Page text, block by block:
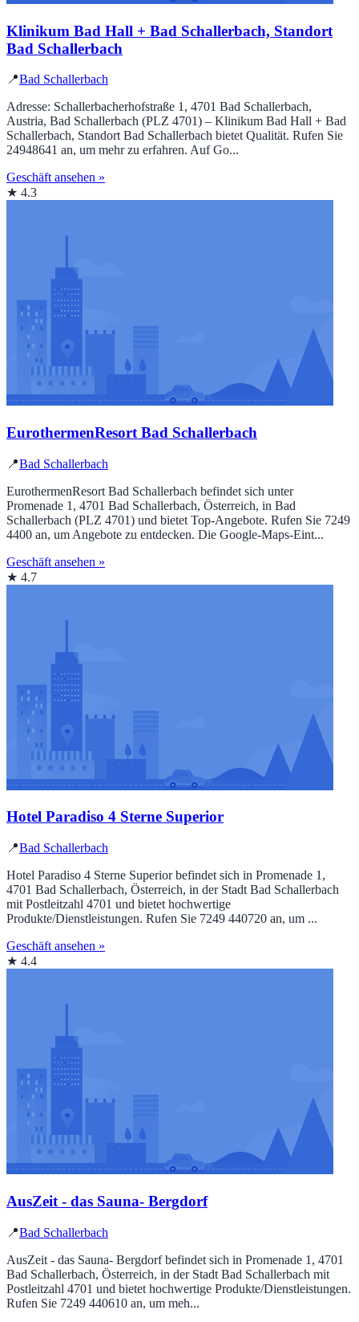
Klinikum Bad Hall + Bad Schallerbach, Standort
Bad Schallerbach
📍Bad Schallerbach
Adresse: Schallerbacherhofstraße 1, 4701 Bad Schallerbach,
Austria, Bad Schallerbach (PLZ 4701) – Klinikum Bad Hall + Bad
Schallerbach, Standort Bad Schallerbach bietet Qualität. Rufen Sie
24948641 an, um mehr zu erfahren. Auf Go...
Geschäft ansehen »
★ 4.3
EurothermenResort Bad Schallerbach
📍Bad Schallerbach
EurothermenResort Bad Schallerbach befindet sich unter
Promenade 1, 4701 Bad Schallerbach, Österreich, in Bad
Schallerbach (PLZ 4701) und bietet Top‑Angebote. Rufen Sie 7249
4400 an, um Angebote zu entdecken. Die Google‑Maps‑Eint...
Geschäft ansehen »
★ 4.7
Hotel Paradiso 4 Sterne Superior
📍Bad Schallerbach
Hotel Paradiso 4 Sterne Superior befindet sich in Promenade 1,
4701 Bad Schallerbach, Österreich, in der Stadt Bad Schallerbach
mit Postleitzahl 4701 und bietet hochwertige
Produkte/Dienstleistungen. Rufen Sie 7249 440720 an, um ...
Geschäft ansehen »
★ 4.4
AusZeit - das Sauna- Bergdorf
📍Bad Schallerbach
AusZeit - das Sauna- Bergdorf befindet sich in Promenade 1, 4701
Bad Schallerbach, Österreich, in der Stadt Bad Schallerbach mit
Postleitzahl 4701 und bietet hochwertige Produkte/Dienstleistungen.
Rufen Sie 7249 440610 an, um meh...